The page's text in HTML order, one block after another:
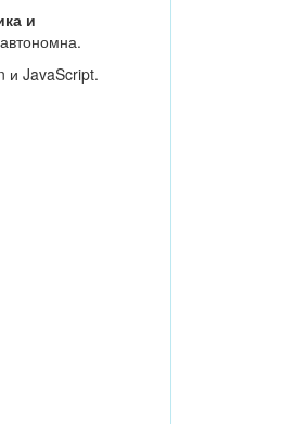
и
и JavaScript.